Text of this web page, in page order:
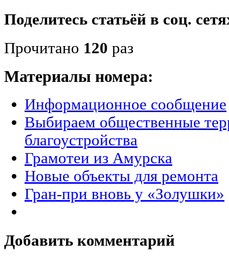
Поделитесь статьёй в соц.
Прочитано 120 раз
Материалы номера:
Информационное сообщение
Выбираем общественные
благоустройства
Грамотеи из Амурска
Новые объекты для ремонта
Гран-при вновь у «Золушки»
Добавить комментарий